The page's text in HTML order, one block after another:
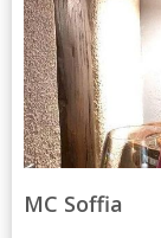
MC Soffia